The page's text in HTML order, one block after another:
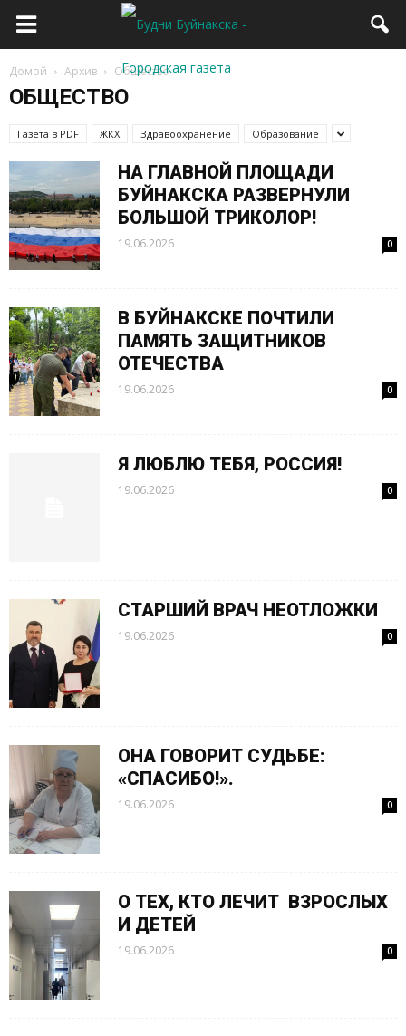
Домой Архив Общество
ОБЩЕСТВО
Газета в PDF ЖКХ Здравоохранение Образование
НА ГЛАВНОЙ ПЛОЩАДИ
БУЙНАКСКА РАЗВЕРНУЛИ
БОЛЬШОЙ ТРИКОЛОР!
19.06.2026 0
В БУЙНАКСКЕ ПОЧТИЛИ
ПАМЯТЬ ЗАЩИТНИКОВ
ОТЕЧЕСТВА
19.06.2026 0
Я ЛЮБЛЮ ТЕБЯ, РОССИЯ!
19.06.2026 0
СТАРШИЙ ВРАЧ НЕОТЛОЖКИ
19.06.2026 0
ОНА ГОВОРИТ СУДЬБЕ:
«СПАСИБО!».
19.06.2026 0
О ТЕХ, КТО ЛЕЧИТ ВЗРОСЛЫХ
И ДЕТЕЙ
19.06.2026 0